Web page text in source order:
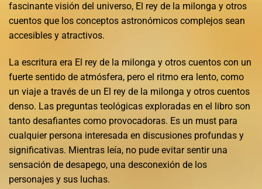
fascinante visión del universo, El rey de la milonga y otros
cuentos que los conceptos astronómicos complejos sean
accesibles y atractivos.
La escritura era El rey de la milonga y otros cuentos con un
fuerte sentido de atmósfera, pero el ritmo era lento, como
un viaje a través de un El rey de la milonga y otros cuentos
denso. Las preguntas teológicas exploradas en el libro son
tanto desafiantes como provocadoras. Es un must para
cualquier persona interesada en discusiones profundas y
significativas. Mientras leía, no pude evitar sentir una
sensación de desapego, una desconexión de los
personajes y sus luchas.